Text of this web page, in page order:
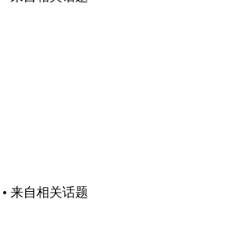
• 来自相关话题